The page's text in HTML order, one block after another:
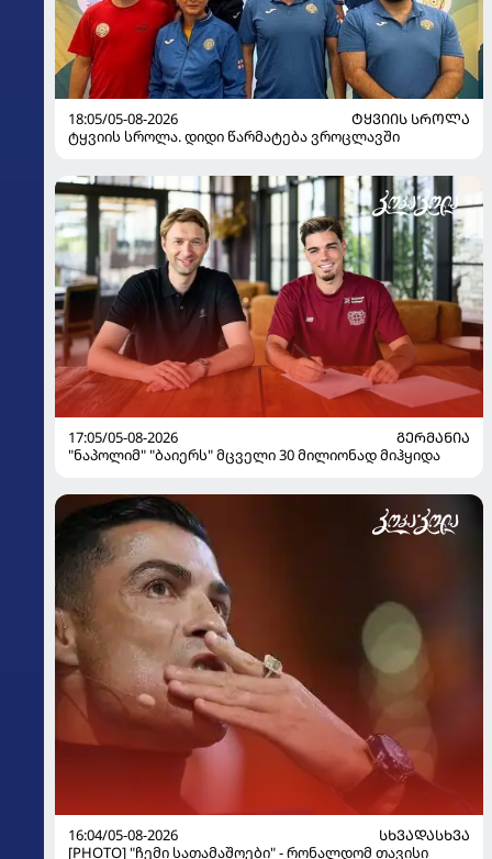
18:05/05-08-2026
ᲢᲧᲕᲘᲘᲡ ᲡᲠᲝᲚᲐ
ტყვიის სროლა. დიდი წარმატება ვროცლავში
17:05/05-08-2026
ᲒᲔᲠᲛᲐᲜᲘᲐ
"ნაპოლიმ" "ბაიერს" მცველი 30 მილიონად მიჰყიდა
16:04/05-08-2026
ᲡᲮᲕᲐᲓᲐᲡᲮᲕᲐ
[PHOTO] "ჩემი სათამაშოები" - რონალდომ თავისი